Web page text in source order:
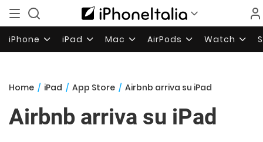
iPhone iPad Mac AirPods Watch
Home / iPad / App Store / Airbnb arriva su iPad
Airbnb arriva su iPad